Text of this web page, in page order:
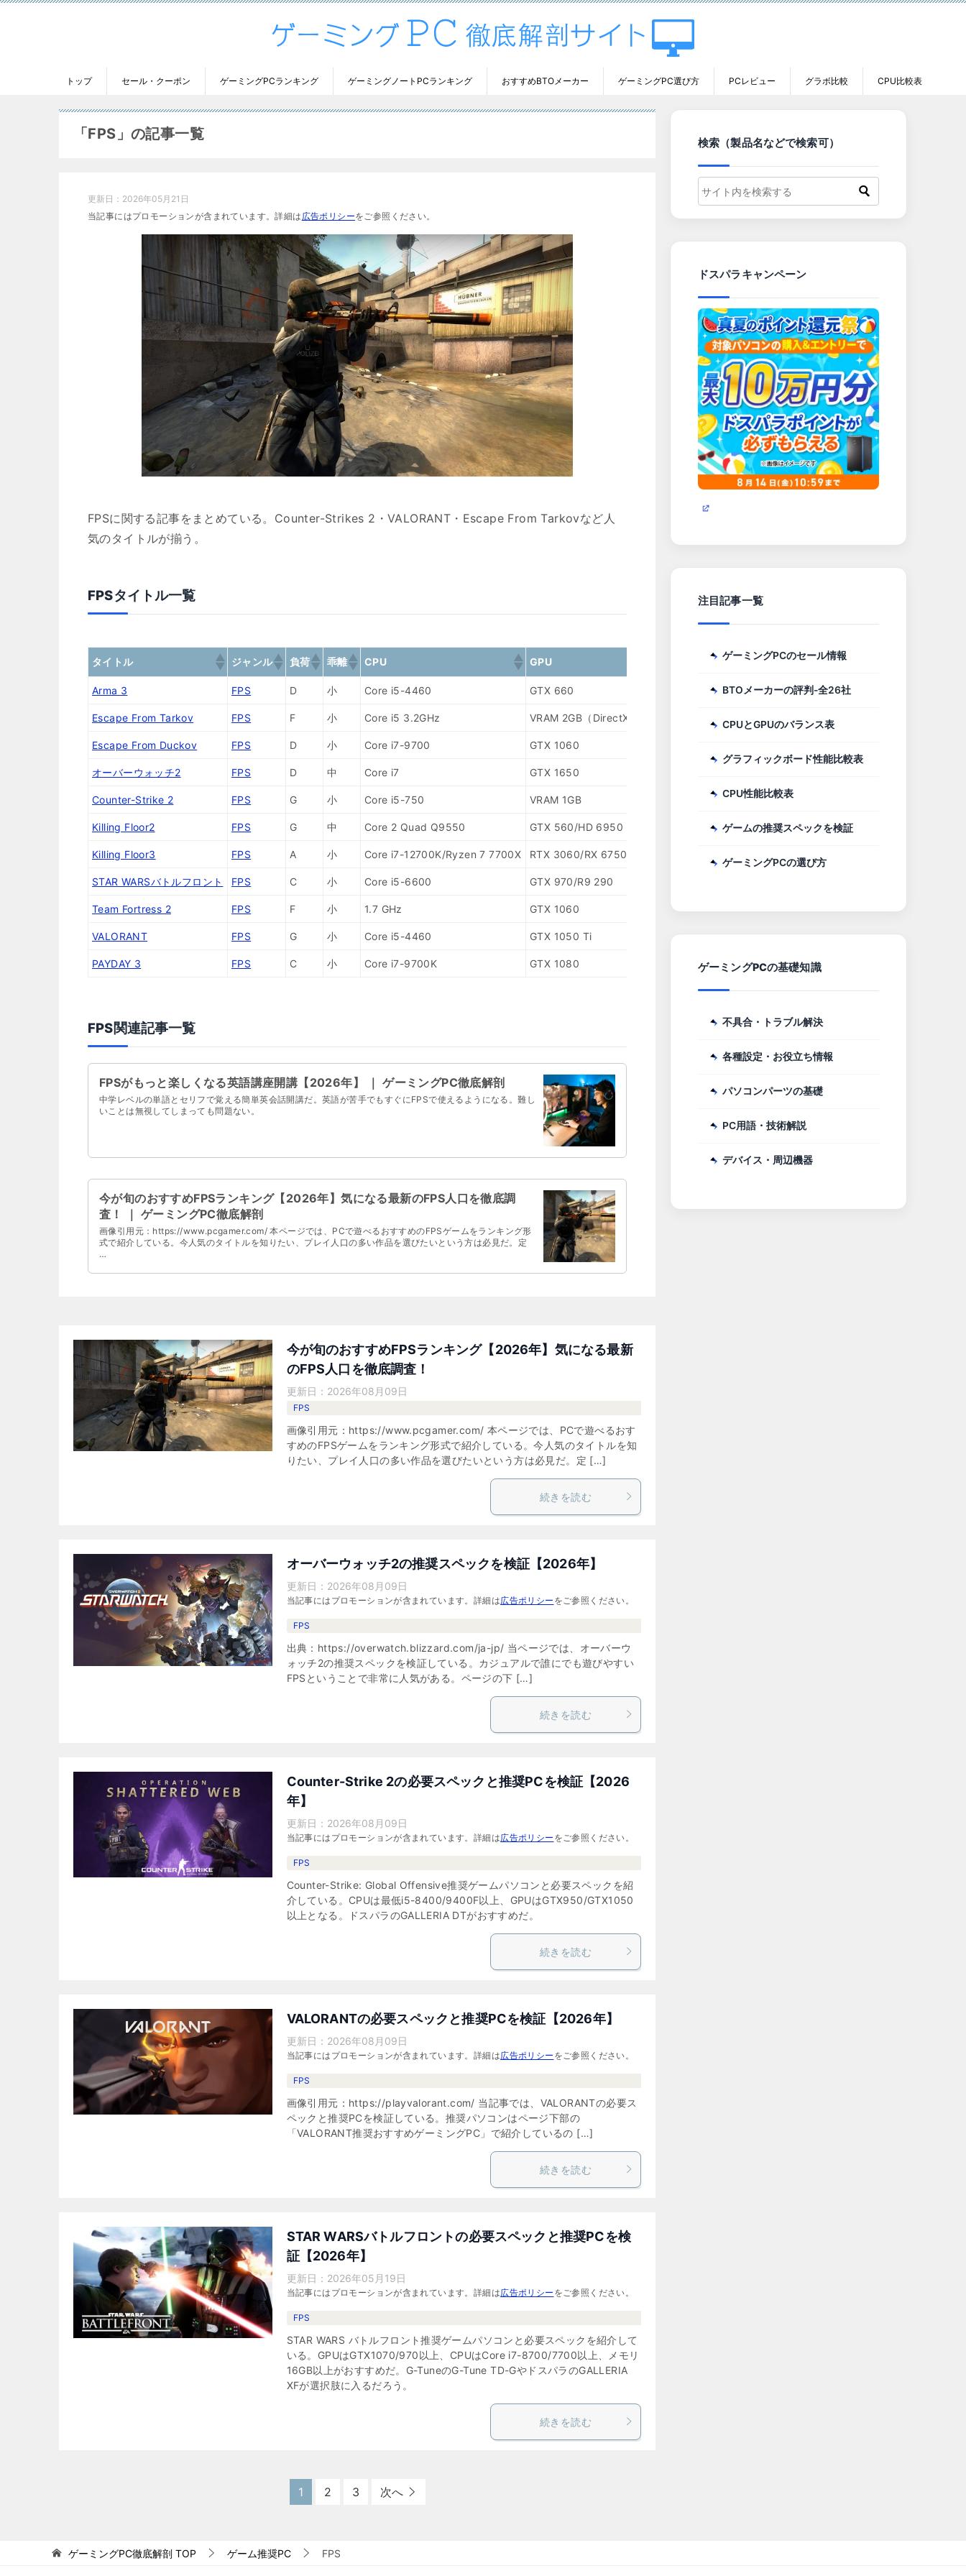
トップ セール・クーポン ゲーミングPCランキング ゲーミングノートPCランキング おすすめBTOメーカー ゲーミングPC選び方 PCレビュー グラボ比較 CPU比較表
「FPS」の記事一覧
更新日： 2026年05月21日
当記事にはプロモーションが含まれています。詳細は 広告ポリシーをご参照ください。
FPSに関する記事をまとめている。Counter-Strikes 2・VALORANT・Escape From Tarkovなど人
気のタイトルが揃う。
FPSタイトル一覧
タイトル ジャンル 負荷 乖離 CPU GPU ストレージ
Arma 3 FPS D 小 Core i5-4460 GTX 660
Escape From Tarkov FPS F 小 Core i5 3.2GHz VRAM 2GB（DirectX 11） 8GB
Escape From Duckov FPS D 小 Core i7-9700 GTX 1060
オーバーウォッチ2 FPS D 中 Core i7 GTX 1650
Counter-Strike 2 FPS G 小 Core i5-750 VRAM 1GB 85GB
Killing Floor2 FPS G 中 Core 2 Quad Q9550 GTX 560/HD 6950 10GB
Killing Floor3 FPS A 小 Core i7-12700K/Ryzen 7 7700X RTX 3060/RX 6750 XT
STAR WARSバトルフロント FPS C 小 Core i5-6600 GTX 970/R9 290
Team Fortress 2 FPS F 小 1.7 GHz GTX 1060 16GB 15GB
VALORANT FPS G 小 Core i5-4460 GTX 1050 Ti 4GB
PAYDAY 3 FPS C 小 Core i7-9700K GTX 1080
FPS関連記事一覧
FPSがもっと楽しくなる英語講座開講【2026年】 ｜ ゲーミングPC徹底解剖
中学レベルの単語とセリフで覚える簡単英会話開講だ。英語が苦手でもすぐにFPSで使えるようになる。難し
いことは無視してしまっても問題ない。
今が旬のおすすめFPSランキング【2026年】気になる最新のFPS人口を徹底調
査！ ｜ ゲーミングPC徹底解剖
画像引用元：https://www.pcgamer.com/ 本ページでは、PCで遊べるおすすめのFPSゲームをランキング形
式で紹介している。今人気のタイトルを知りたい、プレイ人口の多い作品を選びたいという方は必見だ。定
…
今が旬のおすすめFPSランキング【2026年】気になる最新
のFPS人口を徹底調査！
更新日： 2026年08月09日
FPS
画像引用元：https://www.pcgamer.com/ 本ページでは、PCで遊べるおす
すめのFPSゲームをランキング形式で紹介している。今人気のタイトルを知
りたい、プレイ人口の多い作品を選びたいという方は必見だ。定 […]
続きを読む
オーバーウォッチ2の推奨スペックを検証【2026年】
更新日： 2026年08月09日
当記事にはプロモーションが含まれています。詳細は広告ポリシー をご参照ください。
FPS
出典：https://overwatch.blizzard.com/ja-jp/ 当ページでは、オーバーウ
ォッチ2の推奨スペックを検証している。カジュアルで誰にでも遊びやすい
FPSということで非常に人気がある。ページの下 […]
続きを読む
Counter-Strike 2の必要スペックと推奨PCを検証【2026
年】
更新日： 2026年08月09日
当記事にはプロモーションが含まれています。詳細は広告ポリシー をご参照ください。
FPS
Counter-Strike: Global Offensive推奨ゲームパソコンと必要スペックを紹
介している。CPUは最低i5-8400/9400F以上、GPUはGTX950/GTX1050
以上となる。ドスパラのGALLERIA DTがおすすめだ。
続きを読む
VALORANTの必要スペックと推奨PCを検証【2026年】
更新日： 2026年08月09日
当記事にはプロモーションが含まれています。詳細は広告ポリシー をご参照ください。
FPS
画像引用元：https://playvalorant.com/ 当記事では、VALORANTの必要ス
ペックと推奨PCを検証している。推奨パソコンはページ下部の
「VALORANT推奨おすすめゲーミングPC」で紹介しているの […]
続きを読む
STAR WARSバトルフロントの必要スペックと推奨PCを検
証【2026年】
更新日： 2026年05月19日
当記事にはプロモーションが含まれています。詳細は広告ポリシー をご参照ください。
FPS
STAR WARS バトルフロント推奨ゲームパソコンと必要スペックを紹介して
いる。GPUはGTX1070/970以上、CPUはCore i7-8700/7700以上、メモリ
16GB以上がおすすめだ。G-TuneのG-Tune TD-GやドスパラのGALLERIA
XFが選択肢に入るだろう。
続きを読む
1 2 3 次へ
検索（製品名などで検索可）
ドスパラキャンペーン
注目記事一覧
ゲーミングPCのセール情報
BTOメーカーの評判-全26社
CPUとGPUのバランス表
グラフィックボード性能比較表
CPU性能比較表
ゲームの推奨スペックを検証
ゲーミングPCの選び方
ゲーミングPCの基礎知識
不具合・トラブル解決
各種設定・お役立ち情報
パソコンパーツの基礎
PC用語・技術解説
デバイス・周辺機器
ゲーミングPC徹底解剖 TOP ゲーム推奨PC FPS